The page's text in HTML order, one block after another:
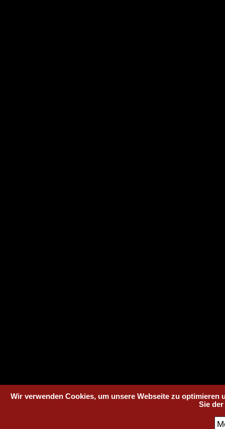
Wir verwenden Cookies, um unsere Webseite zu
Sie